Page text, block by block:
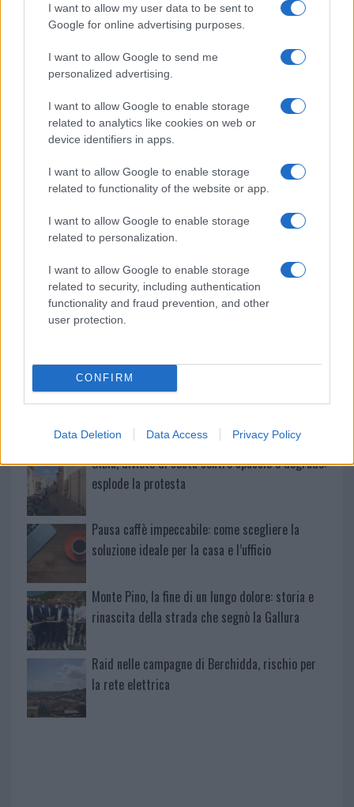
I want to allow my user data to be sent to
Google for online advertising purposes.
I want to allow Google to send me
personalized advertising.
I want to allow Google to enable storage
related to analytics like cookies on web or
device identifiers in apps.
I want to allow Google to enable storage
related to functionality of the website or app.
I want to allow Google to enable storage
related to personalization.
I want to allow Google to enable storage
related to security, including authentication
functionality and fraud prevention, and other
user protection.
CONFIRM
Data Deletion Data Access Privacy Policy
F
a
ce
b
o
o
k
T
w
it
te
r
Pi
n
te
re
st
W
h
at
s
A
p
p
h
a
Articolo precedente
Prossimo articolo
NOTIZIE RECENTI
Le previsioni meteo per il weekend a Olbia e in
Gallura
Michelle Hunziker in Gallura, bella anche dal
Calangianus, dopo le polemiche il centro
Olbia, divieto di sosta contro spaccio e degrado:
esplode la protesta
Pausa caffè impeccabile: come scegliere la
soluzione ideale per la casa e l’ufficio
Monte Pino, la fine di un lungo dolore: storia e
rinascita della strada che segnò la Gallura
Raid nelle campagne di Berchidda, rischio per
la rete elettrica